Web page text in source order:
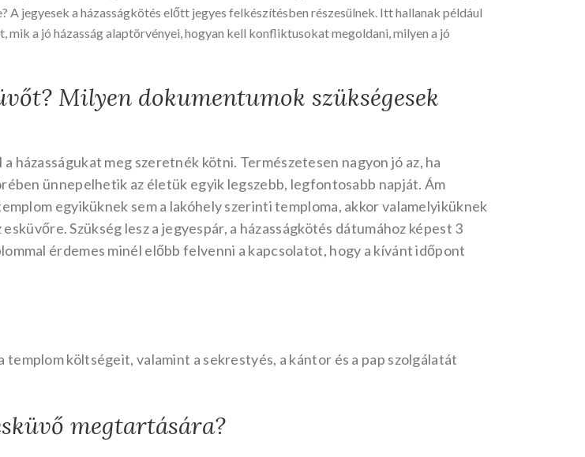
jegyesek a házasságkötés előtt jegyes felkészítésben részesülnek. Itt hallanak például
a jó házasság alaptörvényei, hogyan kell konfliktusokat megoldani, milyen a jó
Milyen dokumentumok szükségesek
házasságukat meg szeretnék kötni. Természetesen nagyon jó az, ha
ünnepelhetik az életük egyik legszebb, legfontosabb napját. Ám
egyiküknek sem a lakóhely szerinti temploma, akkor valamelyiküknek
Szükség lesz a jegyespár, a házasságkötés dátumához képest 3
érdemes minél előbb felvenni a kapcsolatot, hogy a kívánt időpont
költségeit, valamint a sekrestyés, a kántor és a pap szolgálatát
megtartására?